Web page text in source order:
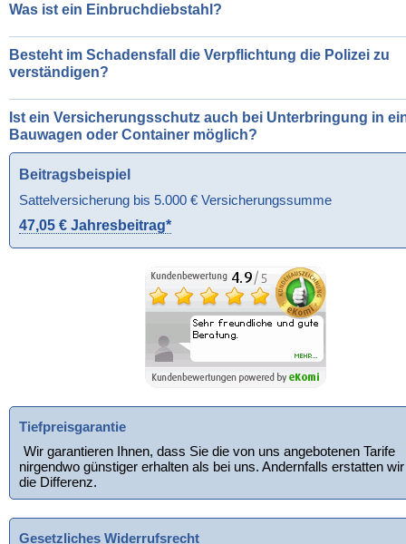
Was ist ein Einbruchdiebstahl?
Besteht im Schadensfall die Verpflichtung die Polizei zu
verständigen?
Ist ein Versicherungsschutz auch bei Unterbringung in
Bauwagen oder Container möglich?
Beitragsbeispiel
Sattelversicherung bis 5.000 € Versicherungssumme
47,05 € Jahresbeitrag*
Tiefpreisgarantie
Wir garantieren Ihnen, dass Sie die von uns angebotenen Tarife
nirgendwo günstiger erhalten als bei uns. Andernfalls erstatten
die Differenz.
Gesetzliches Widerrufsrecht